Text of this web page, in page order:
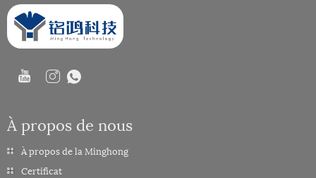
À propos de nous
À propos de la Minghong
Certificat